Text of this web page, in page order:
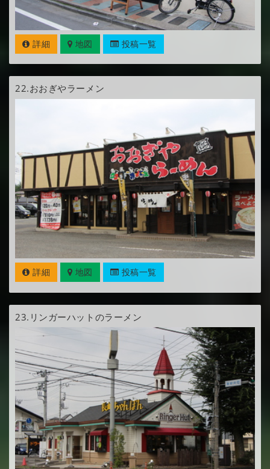
詳細 地図 投稿一覧
22.おおぎやラーメン
詳細 地図 投稿一覧
23. リンガーハットのラーメン